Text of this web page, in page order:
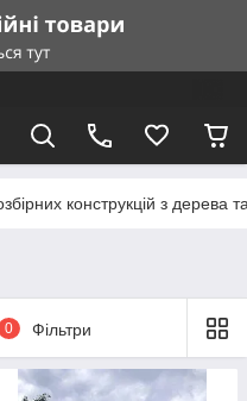
конструкцій з дерева
0 Фільтри